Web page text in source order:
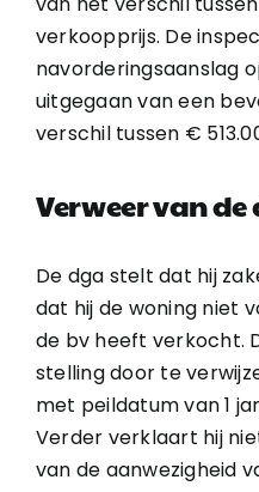
verkoopprijs. De
navorderingsaanslag
uitgegaan van een
verschil tussen €
Verweer van
De dga stelt dat hij
dat hij de woning niet
de bv heeft verkocht.
stelling door te
met peildatum van 1
Verder verklaart hij
van de aanwezigheid